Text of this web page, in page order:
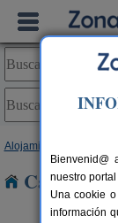
Alojamientos
Casas
Bienvenid@
nuestro
Una cookie
información